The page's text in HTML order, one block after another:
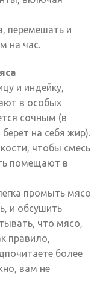
перемешать и
на час.
и индейку,
в особых
сочным (в
на себя жир).
чтобы смесь
помещают в
промыть мясо
и обсушить
что мясо,
правило,
более
вам не